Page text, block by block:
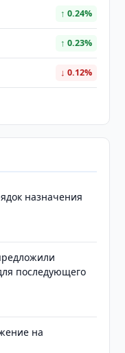
↑ 0.24%
↑ 0.23%
↓ 0.12%
назначения
последующего
на